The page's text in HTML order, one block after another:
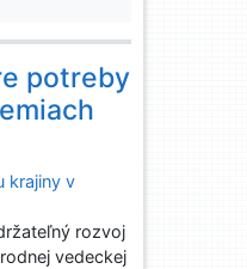
potreby
krajiny v
rozvoj
vedeckej